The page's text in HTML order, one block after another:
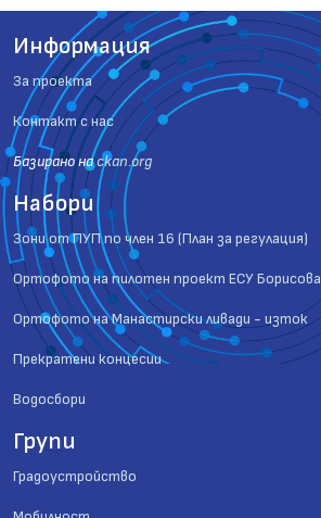
Информация
За проекта
Контакт с нас
Базиранo наckan.org
Набори
Зони от ПУП по член 16 (План за регулация)
Ортофото на пилотен проект ЕСУ Борисова
Ортофото на Манастирски ливади - изток
Прекратени концесии
Водосбори
Групи
Градоустройство